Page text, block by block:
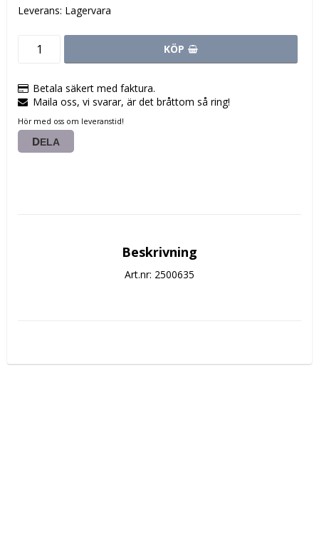
Leverans: Lagervara
KÖP
Betala säkert med faktura.
Maila oss, vi svarar, är det bråttom så ring!
Hör med oss om leveranstid!
DELA
Beskrivning
Art.nr: 2500635